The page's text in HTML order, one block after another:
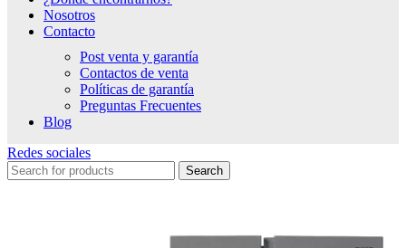
Nosotros
Contacto
Post venta y garantía
Contactos de venta
Políticas de garantía
Preguntas Frecuentes
Blog
Redes sociales
Search